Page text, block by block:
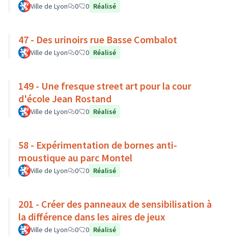
Ville de Lyon 0 0 Réalisé
47 - Des urinoirs rue Basse Combalot
Ville de Lyon 0 0 Réalisé
149 - Une fresque street art pour la cour
d'école Jean Rostand
Ville de Lyon 0 0 Réalisé
58 - Expérimentation de bornes anti-
moustique au parc Montel
Ville de Lyon 0 0 Réalisé
201 - Créer des panneaux de sensibilisation à
la différence dans les aires de jeux
Ville de Lyon 0 0 Réalisé